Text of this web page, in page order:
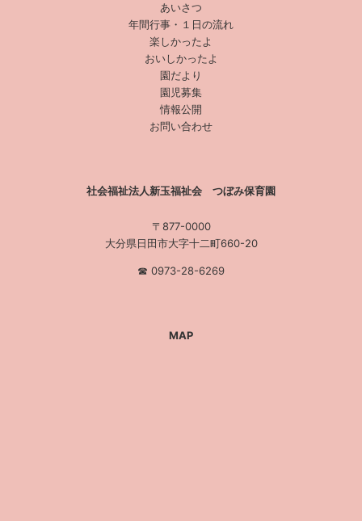
あいさつ
年間行事・１日の流れ
楽しかったよ
おいしかったよ
園だより
園児募集
情報公開
お問い合わせ
社会福祉法人新玉福祉会 つぼみ保育園
〒877-0000
大分県日田市大字十二町660-20
☎︎ 0973-28-6269
MAP